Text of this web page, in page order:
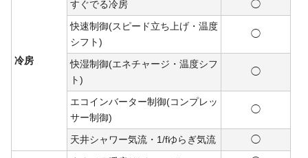
冷房
すぐでる冷房
◯
快速制御(スピード立ち上げ・温度
シフト)
◯
快湿制御(エネチャージ・温度シフ
ト)
◯
エコインバーター制御(コンプレッ
サー制御)
◯
天井シャワー気流・1/fゆらぎ気流 ◯